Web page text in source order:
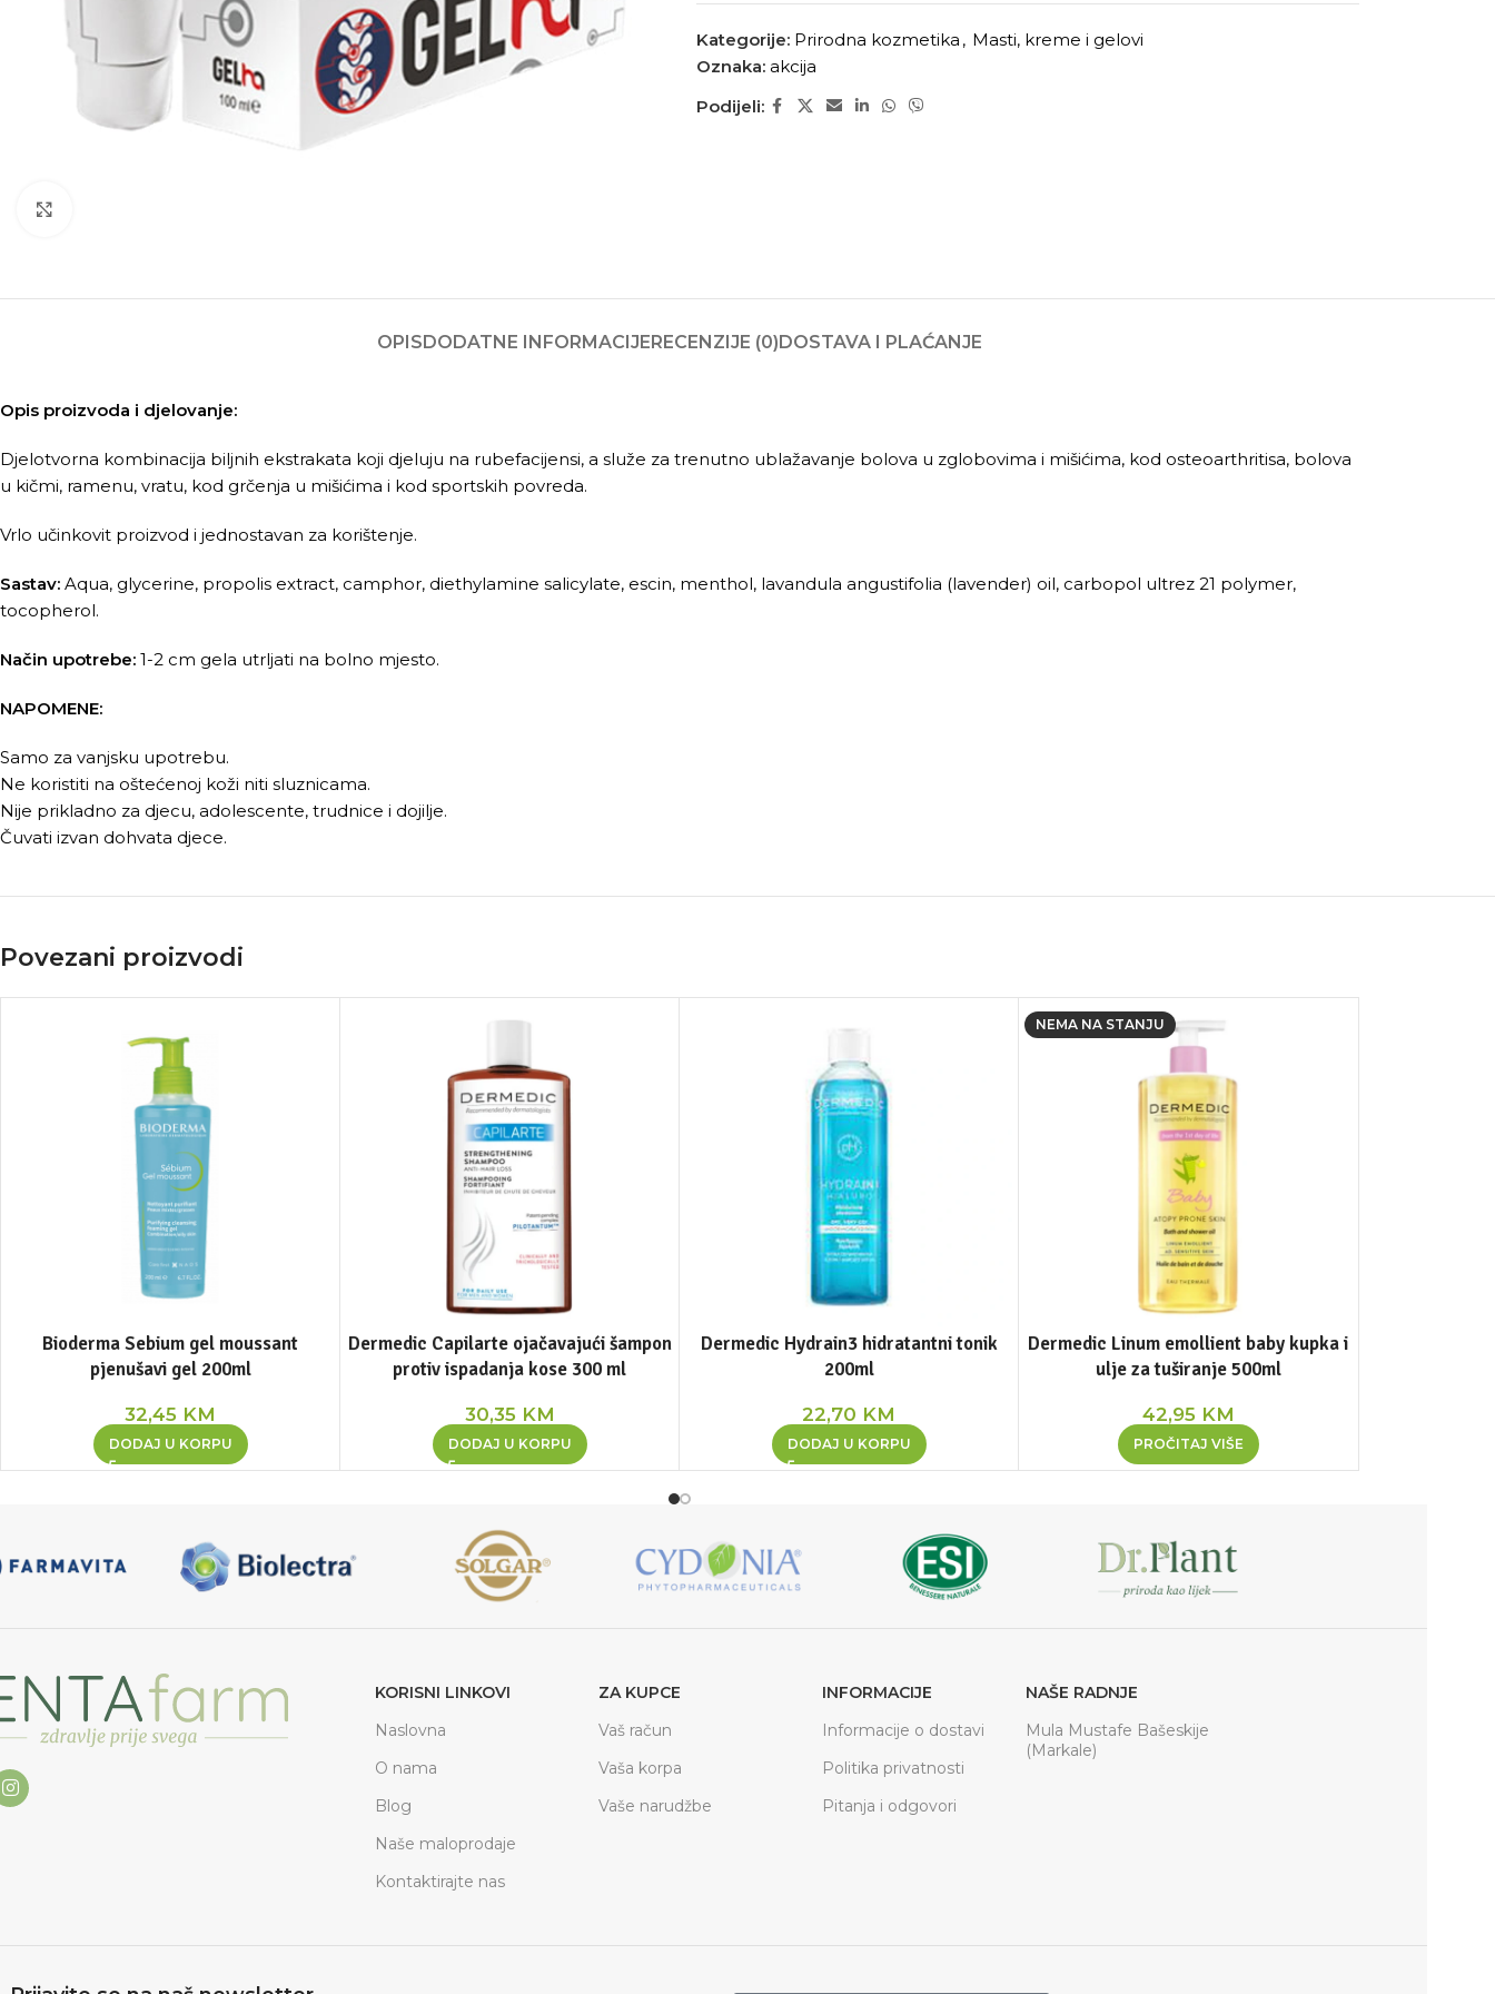
Kategorije: Prirodna kozmetika , Masti, kreme i gelovi
Oznaka: akcija
Podijeli:
OPISDODATNE INFORMACIJERECENZIJE (0)DOSTAVA I PLAĆANJE
Opis proizvoda i djelovanje:
Djelotvorna kombinacija biljnih ekstrakata koji djeluju na rubefacijensi, a služe za trenutno ublažavanje bolova u zglobovima i mišićima, kod osteoarthritisa, bolova
u kičmi, ramenu, vratu, kod grčenja u mišićima i kod sportskih povreda.
Vrlo učinkovit proizvod i jednostavan za korištenje.
Sastav: Aqua, glycerine, propolis extract, camphor, diethylamine salicylate, escin, menthol, lavandula angustifolia (lavender) oil, carbopol ultrez 21 polymer,
tocopherol.
Način upotrebe: 1-2 cm gela utrljati na bolno mjesto.
NAPOMENE:
Samo za vanjsku upotrebu.
Ne koristiti na oštećenoj koži niti sluznicama.
Nije prikladno za djecu, adolescente, trudnice i dojilje.
Čuvati izvan dohvata djece.
Povezani proizvodi
Bioderma Sebium gel moussant
pjenušavi gel 200ml
32,45 KM
DODAJ U KORPU
Dermedic Capilarte ojačavajući šampon
protiv ispadanja kose 300 ml
30,35 KM
DODAJ U KORPU
Dermedic Hydrain3 hidratantni tonik
200ml
22,70 KM
DODAJ U KORPU
NEMA NA STANJU
Dermedic Linum emollient baby kupka i
ulje za tuširanje 500ml
42,95 KM
PROČITAJ VIŠE
KORISNI LINKOVI
Naslovna
O nama
Blog
Naše maloprodaje
Kontaktirajte nas
ZA KUPCE
Vaš račun
Vaša korpa
Vaše narudžbe
INFORMACIJE
Informacije o dostavi
Politika privatnosti
Pitanja i odgovori
NAŠE RADNJE
Mula Mustafe Bašeskije
(Markale)